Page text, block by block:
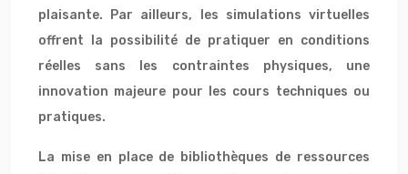
plaisante. Par ailleurs, les simulations virtuelles
offrent la possibilité de pratiquer en conditions
réelles sans les contraintes physiques, une
innovation majeure pour les cours techniques ou
pratiques.
La mise en place de bibliothèques de ressources